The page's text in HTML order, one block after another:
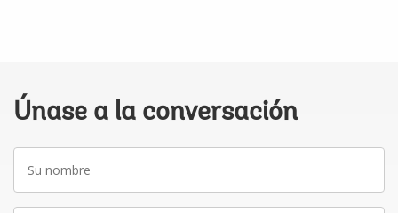
Únase a la conversación
nombre